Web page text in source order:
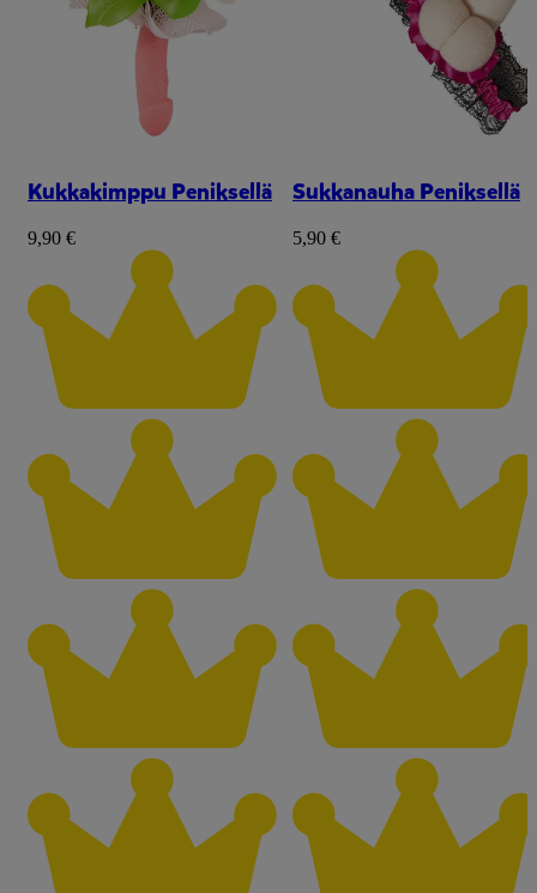
Kukkakimppu Peniksellä
9,90 €
Sukkanauha Peniksellä
5,90 €